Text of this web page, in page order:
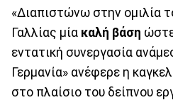
«Διαπιστώνω στην ομιλία
Γαλλίας μία καλή βάση
εντατική συνεργασία
Γερμανία» ανέφερε η
στο πλαίσιο του δείπνου